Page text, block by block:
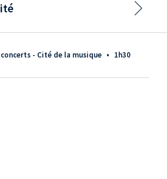
- Cité de la musique • 1h30